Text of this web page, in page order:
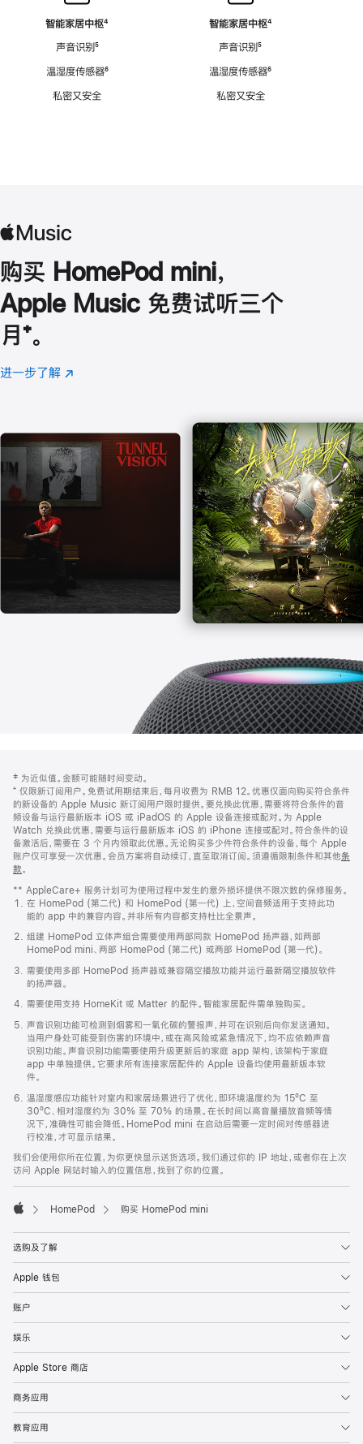
智能家居中枢脚
⁴
声音识别脚
⁵
温湿度传感器脚
⁶
私密又安全
智能家居中枢脚
⁴
声音识别脚
⁵
温湿度传感器脚
⁶
私密又安全
购买 HomePod mini，
Apple Music 免费试听三个
月 脚
注
⁺。
进一步了解 Apple
(在
口
中
打
开)
页
页
脚
注
‡ 为近似值。金额可能随时间变动。
⁺ 仅限新订阅用户。免费试用期结束后，每月收费为 RMB 12。优惠仅面向购买符合条件
的新设备的 Apple Music 新订阅用户限时提供。要兑换此优惠，需要将符合条件的音
频设备与运行最新版本 iOS 或 iPadOS 的 Apple 设备连接或配对。为 Apple
Watch 兑换此优惠，需要与运行最新版本 iOS 的 iPhone 连接或配对。符合条件的设
备激活后，需要在 3 个月内领取此优惠。无论购买多少件符合条件的设备，每个 Apple
账户仅可享受一次优惠。会员方案将自动续订，直至取消订阅。须遵循限制条件和其他条
款。
窗
口
中
打
开)
** AppleCare+ 服务计划可为使用过程中发生的意外损坏提供不限次数的保修服务。
在 HomePod (第二代) 和 HomePod (第一代) 上，空间音频适用于支持此功
能的 app 中的兼容内容。并非所有内容都支持杜比全景声。
组建 HomePod 立体声组合需要使用两部同款 HomePod 扬声器，如两部
HomePod mini、两部 HomePod (第二代) 或两部 HomePod (第一代)。
需要使用多部 HomePod 扬声器或兼容隔空播放功能并运行最新隔空播放软件
的扬声器。
需要使用支持 HomeKit 或 Matter 的配件。智能家居配件需单独购买。
声音识别功能可检测到烟雾和一氧化碳的警报声，并可在识别后向你发送通知。
当用户身处可能受到伤害的环境中，或在高风险或紧急情况下，均不应依赖声音
识别功能。声音识别功能需要使用升级更新后的家庭 app 架构，该架构于家庭
app 中单独提供。它要求所有连接家居配件的 Apple 设备均使用最新版本软
件。
温湿度感应功能针对室内和家居场景进行了优化，即环境温度约为 15ºC 至
30ºC、相对湿度约为 30% 至 70% 的场景。在长时间以高音量播放音频等情
况下，准确性可能会降低。HomePod mini 在启动后需要一定时间对传感器进
行校准，才可显示结果。
我们会使用你所在位置，为你更快显示送货选项。我们通过你的 IP 地址，或者你在上次
访问 Apple 网站时输入的位置信息，找到了你的位置。
HomePod 购买 HomePod mini
选购及了解
Apple 钱包
账户
娱乐
Apple Store 商店
商务应用
教育应用